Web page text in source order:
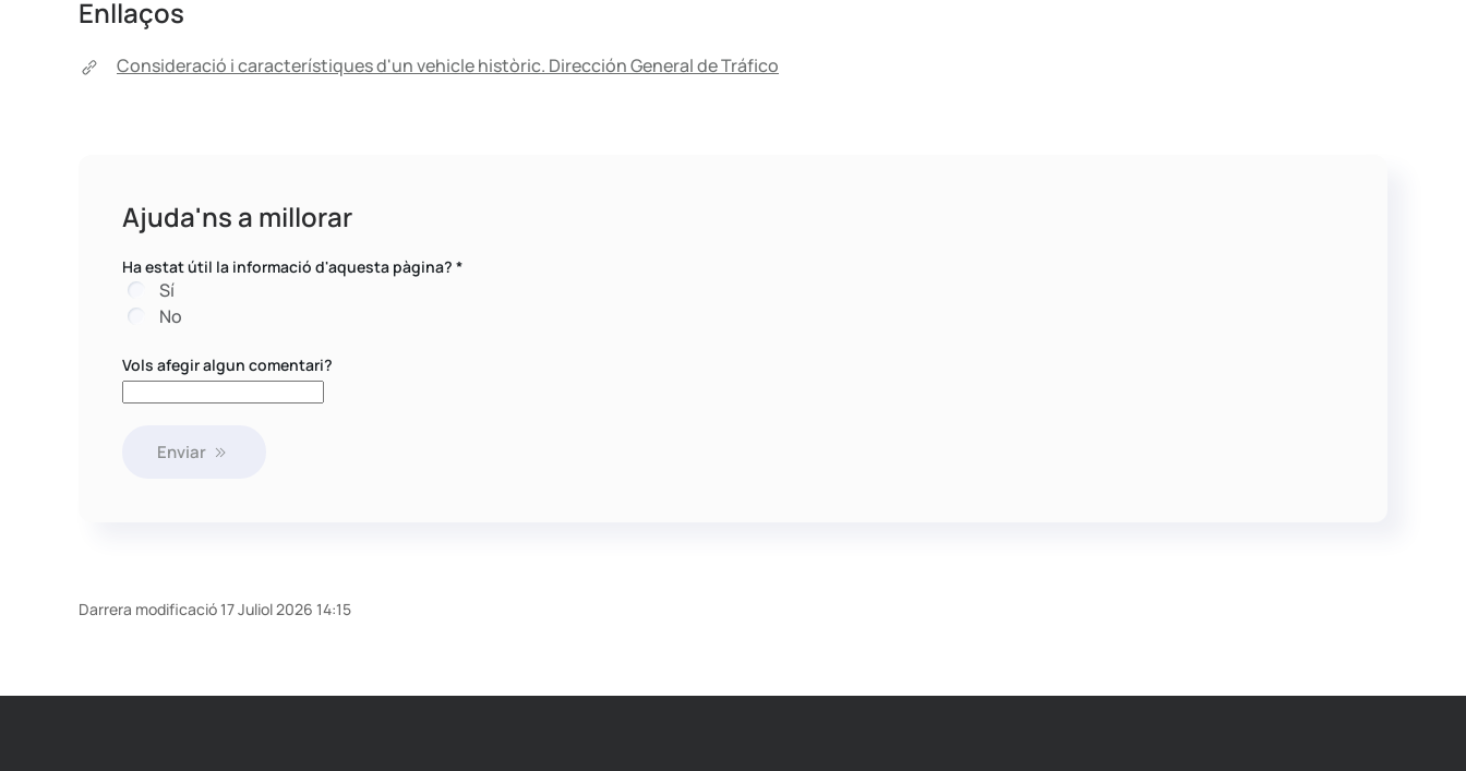
Enllaços
Consideració i característiques d'un vehicle històric. Dirección General de Tráfico
Ajuda'ns a millorar
Ha estat útil la informació d'aquesta pàgina? *
Sí
No
Vols afegir algun comentari?
Enviar
Darrera modificació 17 Juliol 2026 14:15